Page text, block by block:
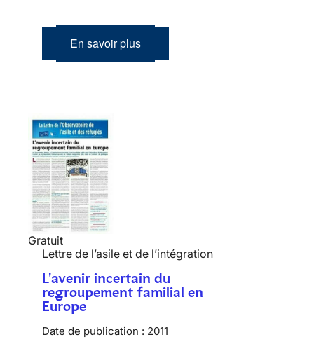
En savoir plus
Gratuit
Lettre de l’asile et de l’intégration
L'avenir incertain du
regroupement familial en
Europe
Date de publication : 2011